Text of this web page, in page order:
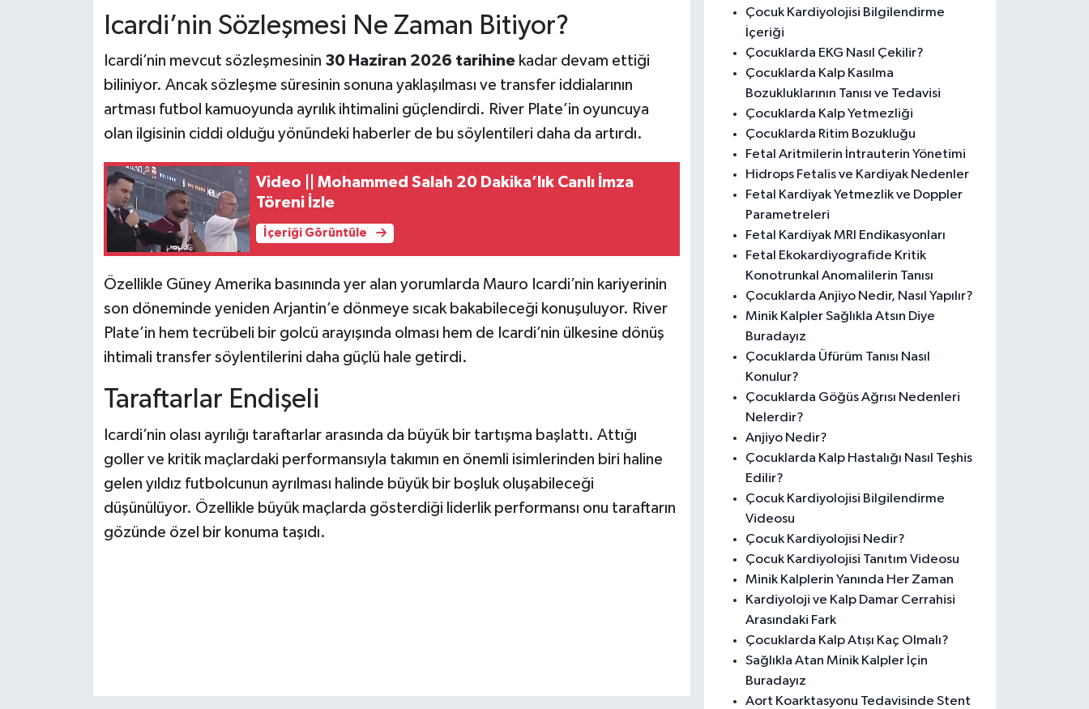
Icardi’nin Sözleşmesi Ne Zaman Bitiyor?
Icardi’nin mevcut sözleşmesinin 30 Haziran 2026 tarihine kadar devam ettiği
biliniyor. Ancak sözleşme süresinin sonuna yaklaşılması ve transfer iddialarının
artması futbol kamuoyunda ayrılık ihtimalini güçlendirdi. River Plate’in oyuncuya
olan ilgisinin ciddi olduğu yönündeki haberler de bu söylentileri daha da artırdı.
Video || Mohammed Salah 20 Dakika’lık Canlı İmza
Töreni İzle
İçeriği Görüntüle
Özellikle Güney Amerika basınında yer alan yorumlarda Mauro Icardi’nin kariyerinin
son döneminde yeniden Arjantin’e dönmeye sıcak bakabileceği konuşuluyor. River
Plate’in hem tecrübeli bir golcü arayışında olması hem de Icardi’nin ülkesine dönüş
ihtimali transfer söylentilerini daha güçlü hale getirdi.
Taraftarlar Endişeli
Icardi’nin olası ayrılığı taraftarlar arasında da büyük bir tartışma başlattı. Attığı
goller ve kritik maçlardaki performansıyla takımın en önemli isimlerinden biri haline
gelen yıldız futbolcunun ayrılması halinde büyük bir boşluk oluşabileceği
düşünülüyor. Özellikle büyük maçlarda gösterdiği liderlik performansı onu taraftarın
gözünde özel bir konuma taşıdı.
Çocuk Kardiyolojisi Bilgilendirme
İçeriği
Çocuklarda EKG Nasıl Çekilir?
Çocuklarda Kalp Kasılma
Bozukluklarının Tanısı ve Tedavisi
Çocuklarda Kalp Yetmezliği
Çocuklarda Ritim Bozukluğu
Fetal Aritmilerin İntrauterin Yönetimi
Hidrops Fetalis ve Kardiyak Nedenler
Fetal Kardiyak Yetmezlik ve Doppler
Parametreleri
Fetal Kardiyak MRI Endikasyonları
Fetal Ekokardiyografide Kritik
Konotrunkal Anomalilerin Tanısı
Çocuklarda Anjiyo Nedir, Nasıl Yapılır?
Minik Kalpler Sağlıkla Atsın Diye
Buradayız
Çocuklarda Üfürüm Tanısı Nasıl
Konulur?
Çocuklarda Göğüs Ağrısı Nedenleri
Nelerdir?
Anjiyo Nedir?
Çocuklarda Kalp Hastalığı Nasıl Teşhis
Edilir?
Çocuk Kardiyolojisi Bilgilendirme
Videosu
Çocuk Kardiyolojisi Nedir?
Çocuk Kardiyolojisi Tanıtım Videosu
Minik Kalplerin Yanında Her Zaman
Kardiyoloji ve Kalp Damar Cerrahisi
Arasındaki Fark
Çocuklarda Kalp Atışı Kaç Olmalı?
Sağlıkla Atan Minik Kalpler İçin
Buradayız
Aort Koarktasyonu Tedavisinde Stent